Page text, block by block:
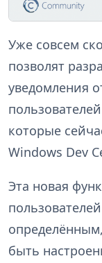
Уже совсем
позволят
уведомления
которые
Windows Dev
Эта новая
быть